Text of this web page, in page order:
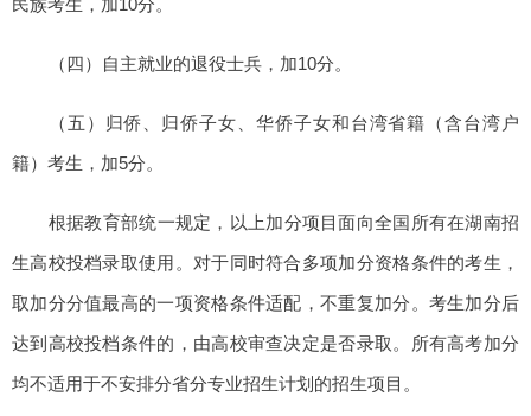
（四）自主就业的退役士兵，加10分。
（五）归侨、归侨子女、华侨子女和台湾省籍（含台湾户
籍）考生，加5分。
根据教育部统一规定，以上加分项目面向全国所有在湖南招
生高校投档录取使用。对于同时符合多项加分资格条件的考生，
取加分分值最高的一项资格条件适配，不重复加分。考生加分后
达到高校投档条件的，由高校审查决定是否录取。所有高考加分
均不适用于不安排分省分专业招生计划的招生项目。